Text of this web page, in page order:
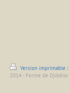
Version imprimable |
2014 - Ferme de Djibélor